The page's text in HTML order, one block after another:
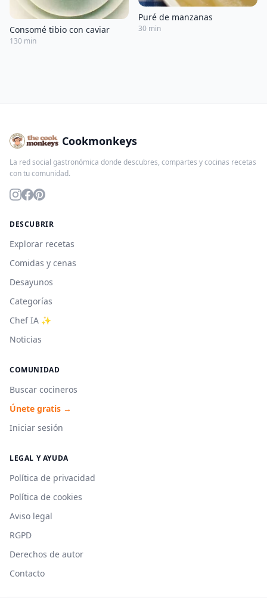
Consomé tibio con caviar
130 min
Puré de manzanas
30 min
Cookmonkeys
La red social gastronómica donde descubres, compartes y cocinas recetas
con tu comunidad.
DESCUBRIR
Explorar recetas
Comidas y cenas
Desayunos
Categorías
Chef IA ✨
Noticias
COMUNIDAD
Buscar cocineros
Únete gratis →
Iniciar sesión
LEGAL Y AYUDA
Política de privacidad
Política de cookies
Aviso legal
RGPD
Derechos de autor
Contacto